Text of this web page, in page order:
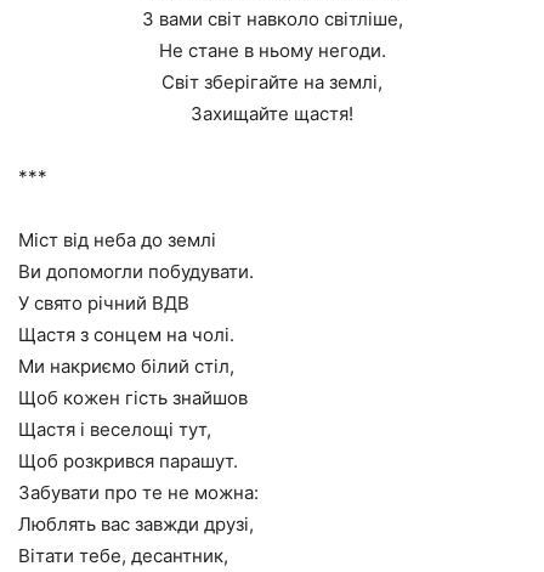
З вами світ навколо світліше,
Не стане в ньому негоди.
Світ зберігайте на землі,
Захищайте щастя!
***
Міст від неба до землі
Ви допомогли побудувати.
У свято річний ВДВ
Щастя з сонцем на чолі.
Ми накриємо білий стіл,
Щоб кожен гість знайшов
Щастя і веселощі тут,
Щоб розкрився парашут.
Забувати про те не можна:
Люблять вас завжди друзі,
Вітати тебе, десантник,